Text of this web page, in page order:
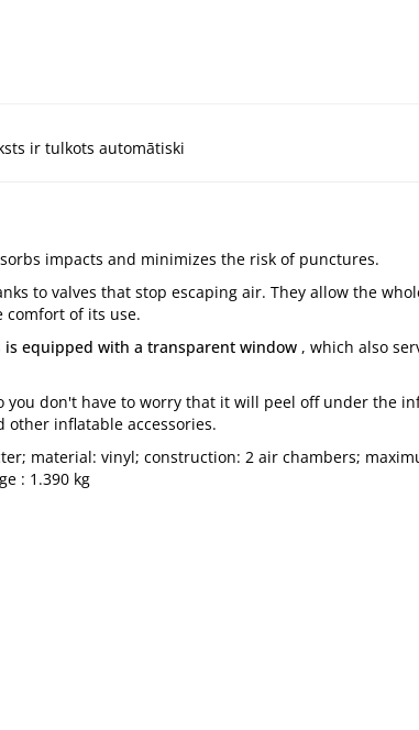
ir tulkots automātiski
impacts and minimizes the risk of punctures.
to valves that stop escaping air. They allow the
comfort of its use.
is equipped with a transparent window , which also
don't have to worry that it will peel off under the
other inflatable accessories.
material: vinyl; construction: 2 air chambers;
: 1.390 kg